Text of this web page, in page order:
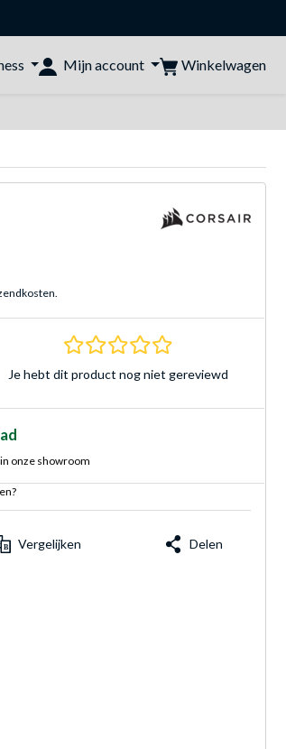
Mijn account Winkelwagen
0.0 sterren
Je hebt dit product nog niet gereviewd
onze showroom
Vergelijken Delen